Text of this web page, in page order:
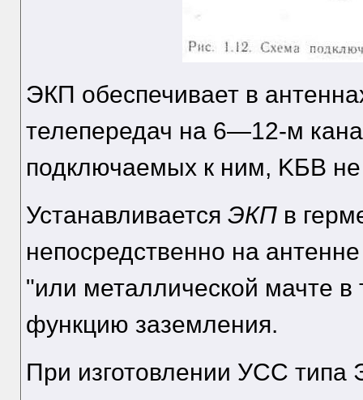
ЭКП обеспечивает в
телепередач на 6—12-м
подключаемых к ним, KБB
Устанавливается ЭКПв
непосредственно на
"или металлической мачте в
функцию заземления.
При изготовлении УСС типа